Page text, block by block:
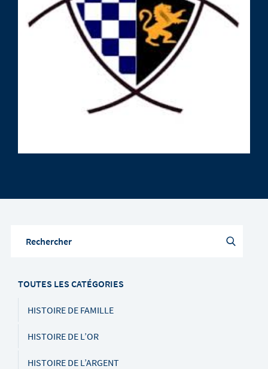
TOUTES LES CATÉGORIES
HISTOIRE DE FAMILLE
HISTOIRE DE L’OR
HISTOIRE DE L’ARGENT